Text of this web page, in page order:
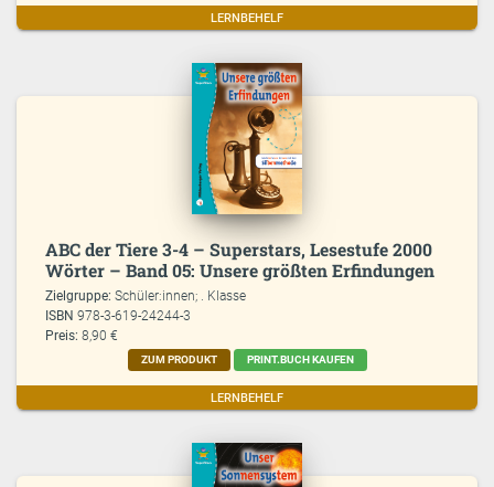
LERNBEHELF
ABC der Tiere 3-4 – Superstars, Lesestufe 2000
Wörter – Band 05: Unsere größten Erfindungen
Zielgruppe:Schüler:innen; . Klasse
ISBN978-3-619-24244-3
Preis: 8,90 €
ZUM PRODUKT PRINT.BUCH KAUFEN
LERNBEHELF